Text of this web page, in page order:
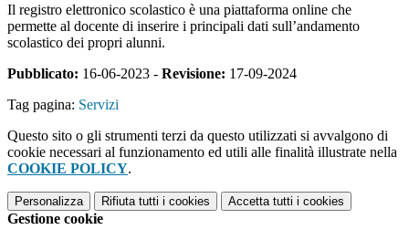
Il registro elettronico scolastico è una piattaforma online che
permette al docente di inserire i principali dati sull’andamento
scolastico dei propri alunni.
Pubblicato: 16-06-2023 - Revisione: 17-09-2024
Tag pagina: Servizi
Questo sito o gli strumenti terzi da questo utilizzati si avvalgono di
cookie necessari al funzionamento ed utili alle finalità illustrate nella
COOKIE POLICY.
Personalizza Rifiuta tutti i cookies Accetta tutti i cookies
Gestione cookie